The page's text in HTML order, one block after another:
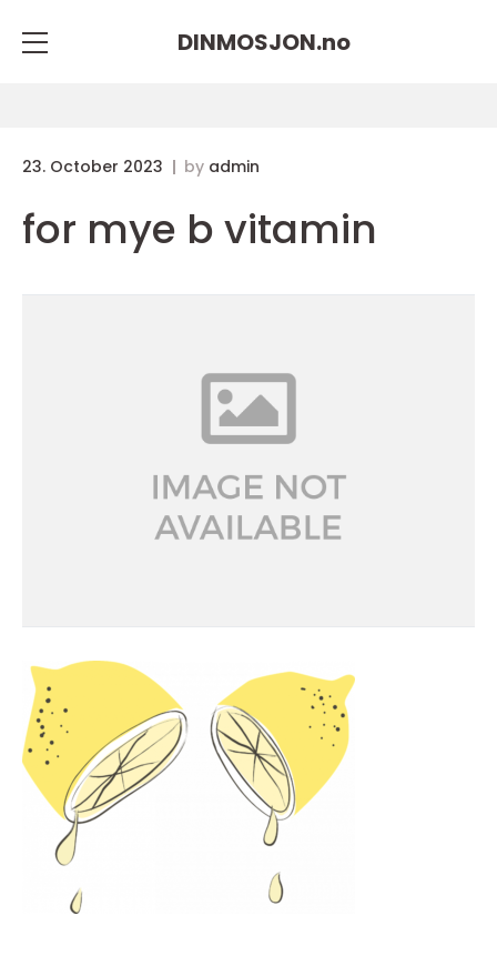
DINMOSJON.no
23. October 2023 by admin
for mye b vitamin